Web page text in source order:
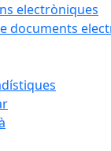
electròniques
documents